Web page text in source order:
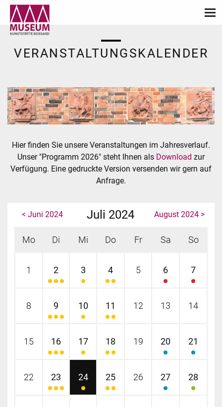
VERANSTALTUNGSKALENDER
Hier finden Sie unsere Veranstaltungen im Jahresverlauf.
Unser "Programm 2026" steht Ihnen als Download zur
Verfügung. Eine gedruckte Version versenden wir gern auf
Anfrage.
< Juni 2024 Juli 2024 August 2024 >
Mo Di Mi Do Fr Sa So
1 2 3 4 5 6 7
8 9 10 11 12 13 14
15 16 17 18 19 20 21
22 23 24 25 26 27 28